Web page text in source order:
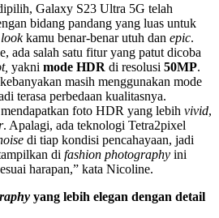
Galaxy S23 Ultra 5G telah
bidang pandang yang luas untuk
kamu benar-benar utuh dan epic.
ada salah satu fitur yang patut dicoba
yakni mode HDR di resolusi 50MP.
masih menggunakan mode
terasa perbedaan kualitasnya.
foto HDR yang lebih vivid,
. Apalagi, ada teknologi Tetra2pixel
di tiap kondisi pencahayaan, jadi
di fashion photography ini
harapan,” kata Nicoline.
yang lebih elegan dengan detail